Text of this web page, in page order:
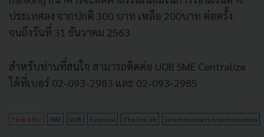
ประเทศลง จากปกติ 300 บาท เหลือ 200บาท ต่อครั้ง
จนถึงวันที่ 31 ธันวาคม 2563
สำหรับท่านที่สนใจ สามารถติดต่อ UOB SME Centralize
ได้ที่เบอร์ 02-093-2983 และ 02-093-2985
Tech & Biz SME UOB Financial The FinLab smart-business-transformation